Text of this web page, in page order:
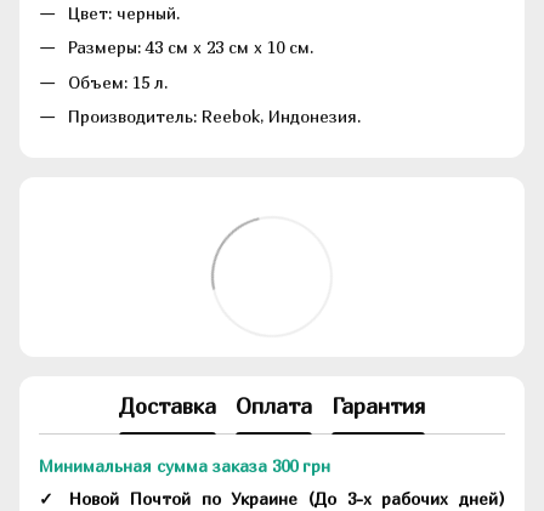
Цвет: черный.
Размеры: 43 см х 23 см х 10 см.
Объем: 15 л.
Производитель: Reebok, Индонезия.
Доставка Оплата Гарантия
Минимальная сумма заказа 300 грн
✓ Новой Почтой по Украине (До 3-х рабочих дней)